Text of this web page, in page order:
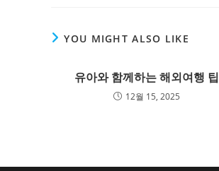
YOU MIGHT ALSO LIKE
유아와 함께하는 해외여행 팁
12월 15, 2025